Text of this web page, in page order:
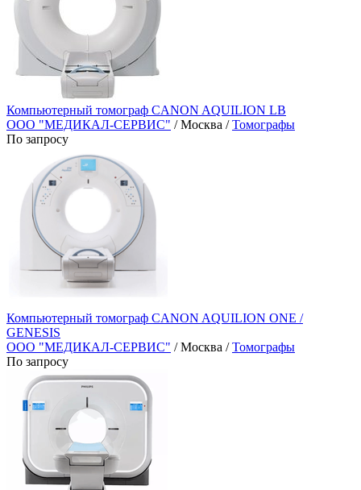
Компьютерный томограф CANON AQUILION LB
ООО "МЕДИКАЛ-СЕРВИС" / Москва /Томографы
По запросу
Компьютерный томограф CANON AQUILION ONE /
GENESIS
ООО "МЕДИКАЛ-СЕРВИС" / Москва /Томографы
По запросу